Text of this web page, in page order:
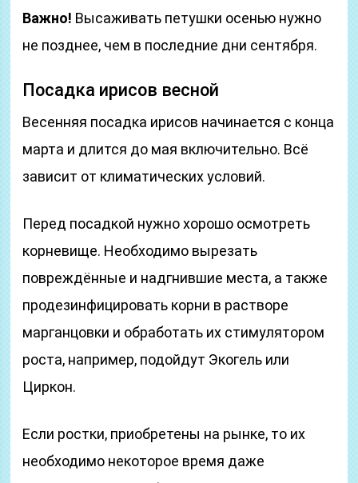
Важно! Высаживать петушки осенью нужно
не позднее, чем в последние дни сентября.
Посадка ирисов весной
Весенняя посадка ирисов начинается с конца
марта и длится до мая включительно. Всё
зависит от климатических условий.
Перед посадкой нужно хорошо осмотреть
корневище. Необходимо вырезать
повреждённые и надгнившие места, а также
продезинфицировать корни в растворе
марганцовки и обработать их стимулятором
роста, например, подойдут Экогель или
Циркон.
Если ростки, приобретены на рынке, то их
необходимо некоторое время даже